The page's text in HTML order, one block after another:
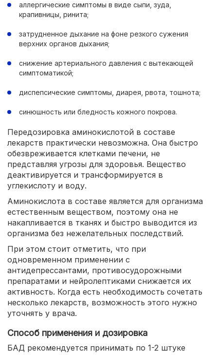
аллергические симптомы в виде сыпи, зуда,
крапивницы, ринита;
затрудненное дыхание на фоне резкого сужения
верхних органов дыхания;
снижение артериального давления с вытекающей
симптоматикой;
диспепсические симптомы, диарея, рвота, тошнота;
синюшность или бледность кожного покрова.
Передозировка аминокислотой в составе
лекарств практически невозможна. Она быстро
обезвреживается клетками печени, не
представляя угрозы для здоровья. Вещество
деактивируется и трансформируется в
углекислоту и воду.
Аминокислота в составе является для организма
естественным веществом, поэтому она не
накапливается в тканях и быстро выводится из
организма без нежелательных последствий.
При этом стоит отметить, что при
одновременном применении с
антидепрессантами, противосудорожными
препаратами и нейролептиками снижается их
активность. Когда есть необходимость сочетать
несколько лекарств, возможность этого нужно
уточнять у врача.
Способ применения и дозировка
БАД рекомендуется принимать по 1-2 штуке